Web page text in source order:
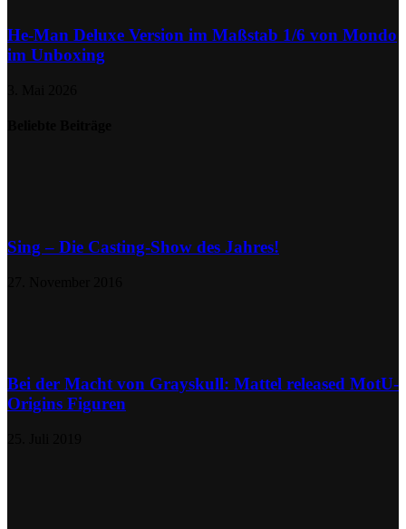
He-Man Deluxe Version im Maßstab 1/6 von Mondo
im Unboxing
Sing – Die Casting-Show des Jahres!
Bei der Macht von Grayskull: Mattel released MotU-
Origins Figuren